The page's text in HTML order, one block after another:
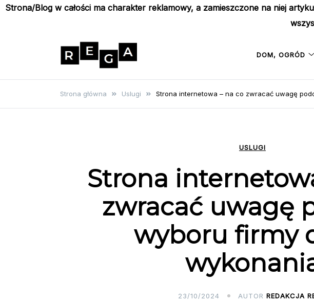
Strona/Blog w całości ma charakter reklamowy, a zamieszczone na niej
Rega
poradniki
DOM, OGRÓD
Strona główna Uslugi Strona internetowa – na co zwracać uwagę
USLUGI
Strona
zwracać uwagę
wyboru firmy
23/10/2024 AUTOR REDAKCJA